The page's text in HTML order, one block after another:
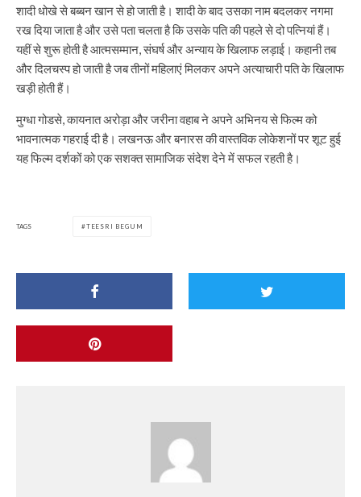
शादी धोखे से बब्बन खान से हो जाती है। शादी के बाद उसका नाम बदलकर नगमा
रख दिया जाता है और उसे पता चलता है कि उसके पति की पहले से दो पत्नियां हैं।
यहीं से शुरू होती है आत्मसम्मान, संघर्ष और अन्याय के खिलाफ लड़ाई। कहानी तब
और दिलचस्प हो जाती है जब तीनों महिलाएं मिलकर अपने अत्याचारी पति के खिलाफ
खड़ी होती हैं।
मुग्धा गोडसे, कायनात अरोड़ा और जरीना वहाब ने अपने अभिनय से फिल्म को
भावनात्मक गहराई दी है। लखनऊ और बनारस की वास्तविक लोकेशनों पर शूट हुई
यह फिल्म दर्शकों को एक सशक्त सामाजिक संदेश देने में सफल रहती है।
TAGS TEESRI BEGUM